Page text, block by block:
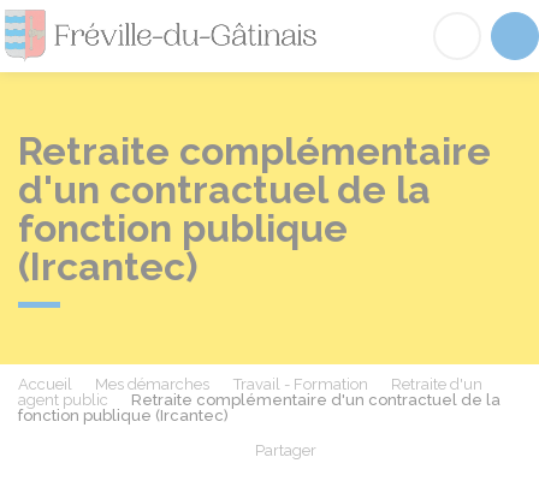
Fréville-du-
Retraite complémentaire
d'un contractuel de la
fonction publique
(Ircantec)
Accueil Mes démarches Travail - Formation
Retraite d'un
agent public
Retraite complémentaire d'un contractuel de la
fonction publique (Ircantec)
Partager